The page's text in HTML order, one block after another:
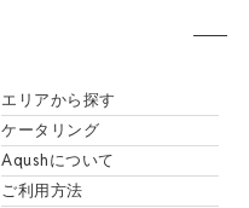
エリアから探す
ケータリング
Aqushについて
ご利用方法
関東